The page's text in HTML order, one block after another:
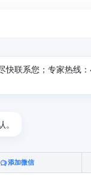
快联系您；专家热线
添加微信